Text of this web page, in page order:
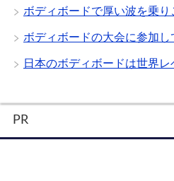
ボディボードで厚い波を乗り
ボディボードの大会に参加し
日本のボディボードは世界
PR